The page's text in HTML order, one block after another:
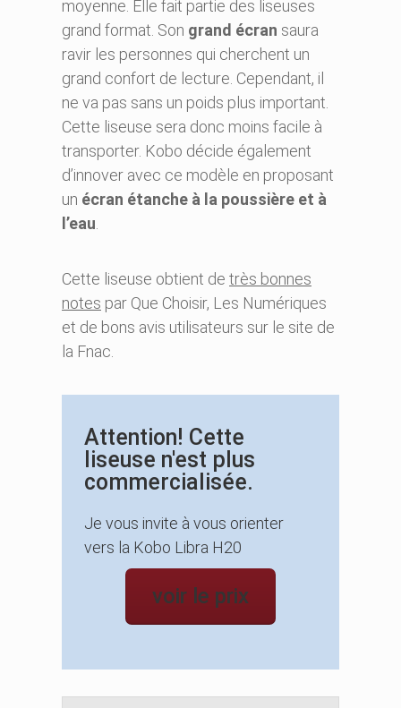
moyenne. Elle fait partie des liseuses
grand format. Son grand écran saura
ravir les personnes qui cherchent un
grand confort de lecture. Cependant, il
ne va pas sans un poids plus important.
Cette liseuse sera donc moins facile à
transporter. Kobo décide également
d’innover avec ce modèle en proposant
un écran étanche à la poussière et à
l’eau
Cette liseuse obtient de très bonnes
notes par Que Choisir, Les Numériques
et de bons avis utilisateurs sur le site de
la Fnac.
Attention! Cette
liseuse n'est plus
commercialisée.
Je vous invite à vous orienter
vers la Kobo Libra H20
voir le prix